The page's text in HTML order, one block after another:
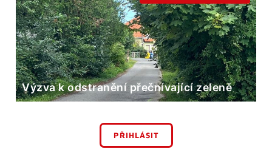
Výzva k odstranění přečnívající zeleně
PŘIHLÁSIT